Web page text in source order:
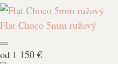
Flat Choco 5mm ružový
od 1 150 €